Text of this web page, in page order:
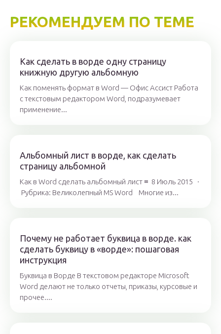
РЕКОМЕНДУЕМ ПО ТЕМЕ
Как сделать в ворде одну страницу
книжную другую альбомную
Как поменять формат в Word — Офис Ассист Работа
с текстовым редактором Word, подразумевает
применение...
Альбомный лист в ворде, как сделать
страницу альбомной
Как в Word сделать альбомный лист ≡ 8 Июль 2015 ·
Рубрика: Великолепный MS Word Многие из...
Почему не работает буквица в ворде. как
сделать буквицу в «ворде»: пошаговая
инструкция
Буквица в Ворде В текстовом редакторе Microsoft
Word делают не только отчеты, приказы, курсовые и
прочее....